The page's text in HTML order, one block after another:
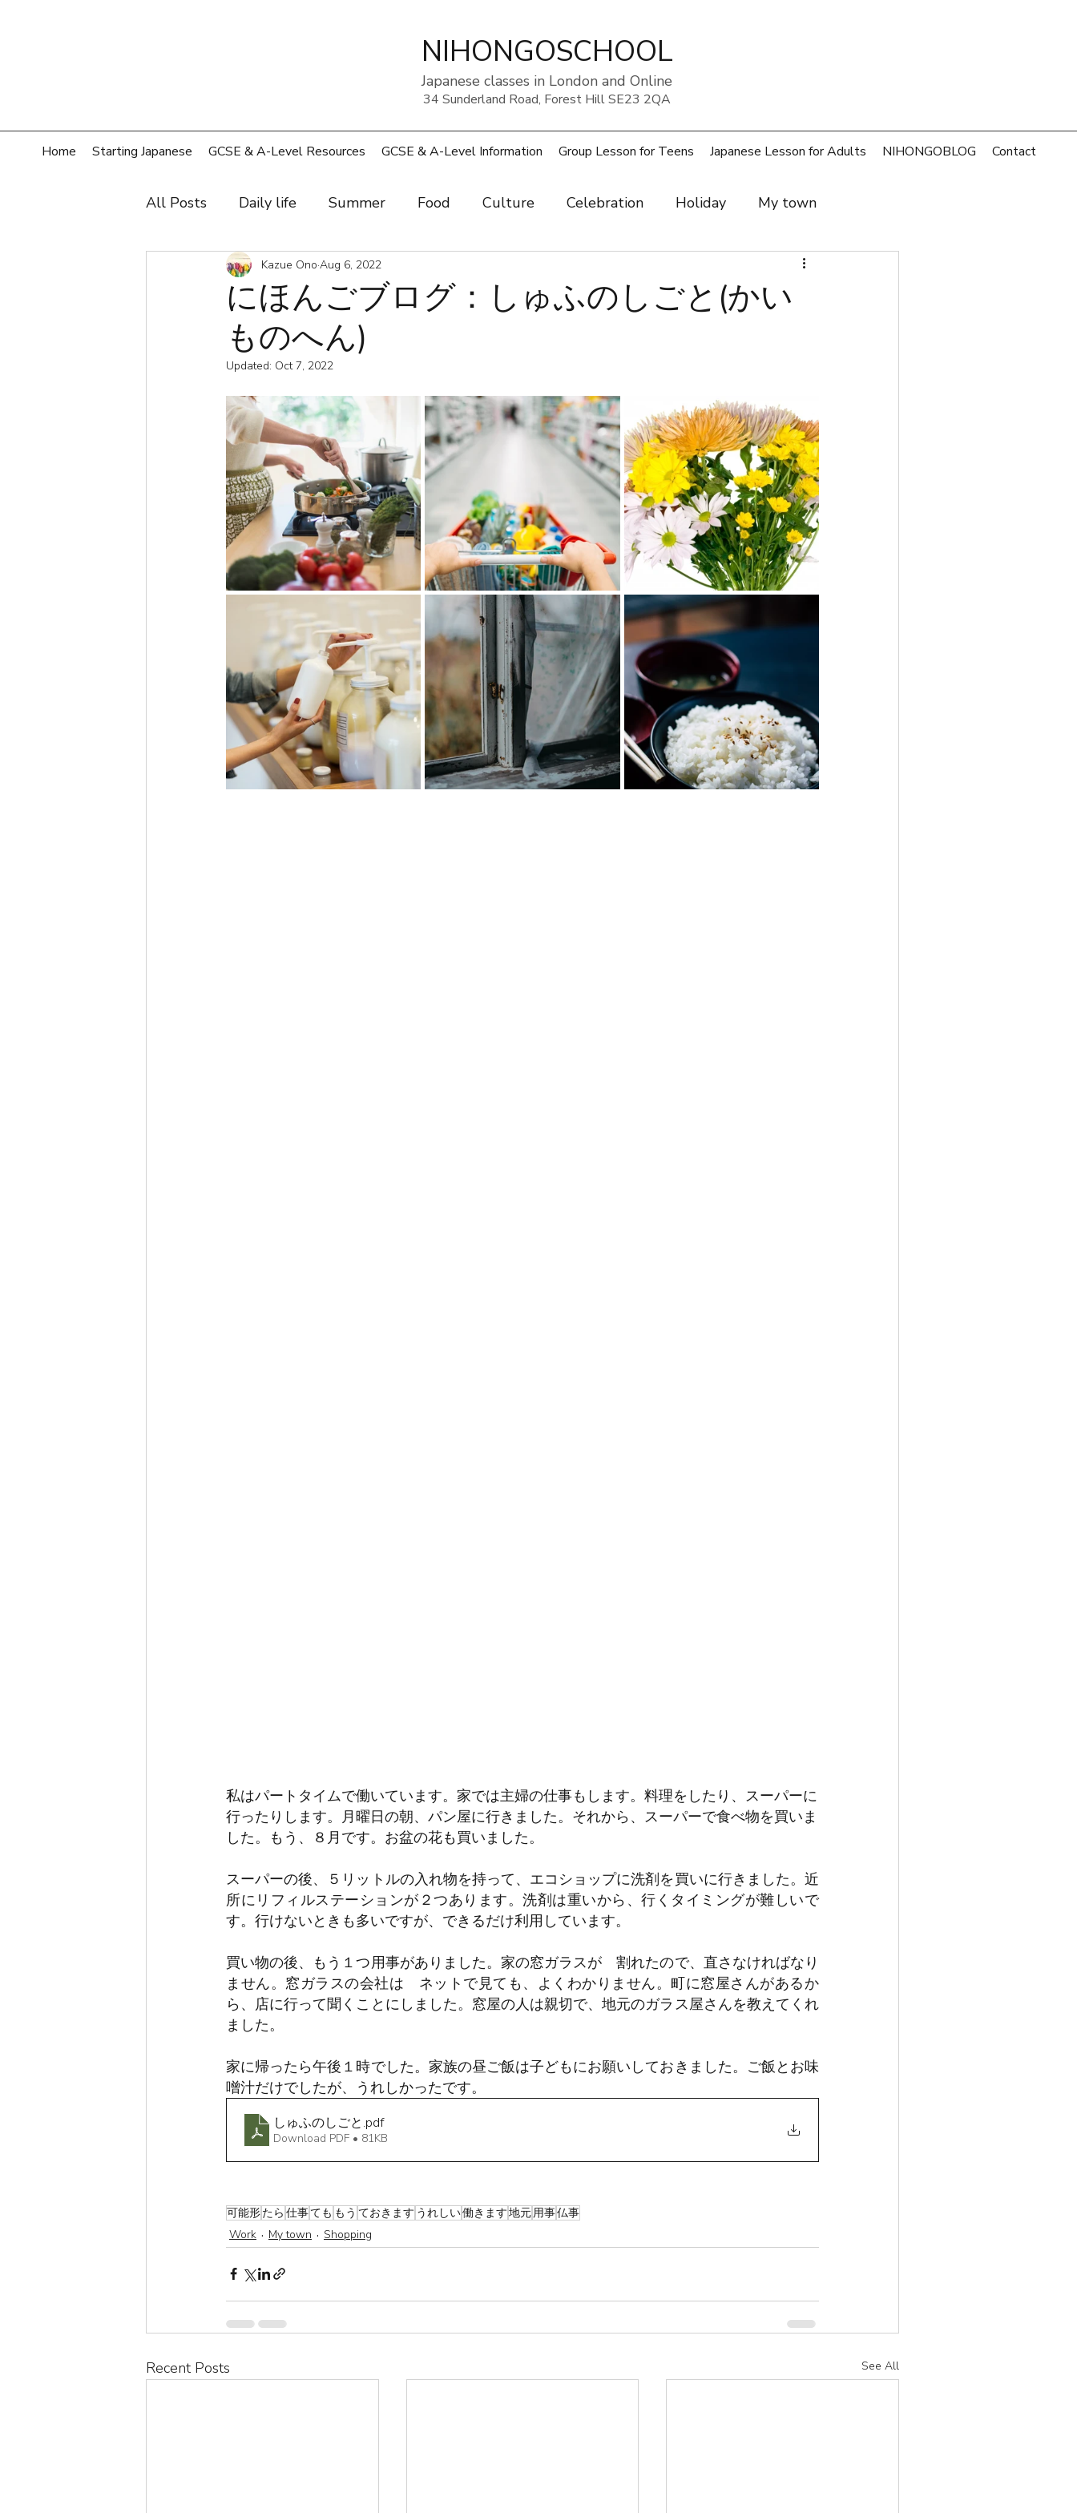
NIHONGOSCHOOL
Japanese classes in London and Online
34 Sunderland Road, Forest Hill SE23 2QA
Home Starting Japanese GCSE & A-Level Resources GCSE & A-Level Information Group Lesson for Teens Japanese Lesson for Adults NIHONGOBLOG Contact
All Posts Daily life Summer Food Culture Celebration Holiday My town
Film, music, show
Shopping Home Trouble
Autumn Winter Spring
にほんごブログ：しゅふのしごと(かい
ものへん)
Kazue Ono Aug 6, 2022
Updated: Oct 7, 2022
私はパートタイムで働いています。家では主婦の仕事もします。料理をしたり、スーパーに
行ったりします。月曜日の朝、パン屋に行きました。それから、スーパーで食べ物を買いま
した。もう、８月です。お盆の花も買いました。
スーパーの後、５リットルの入れ物を持って、エコショップに洗剤を買いに行きました。近
所にリフィルステーションが２つあります。洗剤は重いから、行くタイミングが難しいで
す。行けないときも多いですが、できるだけ利用しています。
買い物の後、もう１つ用事がありました。家の窓ガラスが　割れたので、直さなければなり
ません。窓ガラスの会社は　ネットで見ても、よくわかりません。町に窓屋さんがあるか
ら、店に行って聞くことにしました。窓屋の人は親切で、地元のガラス屋さんを教えてくれ
ました。
家に帰ったら午後１時でした。家族の昼ご飯は子どもにお願いしておきました。ご飯とお味
噌汁だけでしたが、うれしかったです。
しゅふのしごと.pdf
Download PDF • 81KB
可能形たら 仕事ても もう ておきます うれしい働きます地元用事仏事
Work
My town Shopping
Recent Posts See All